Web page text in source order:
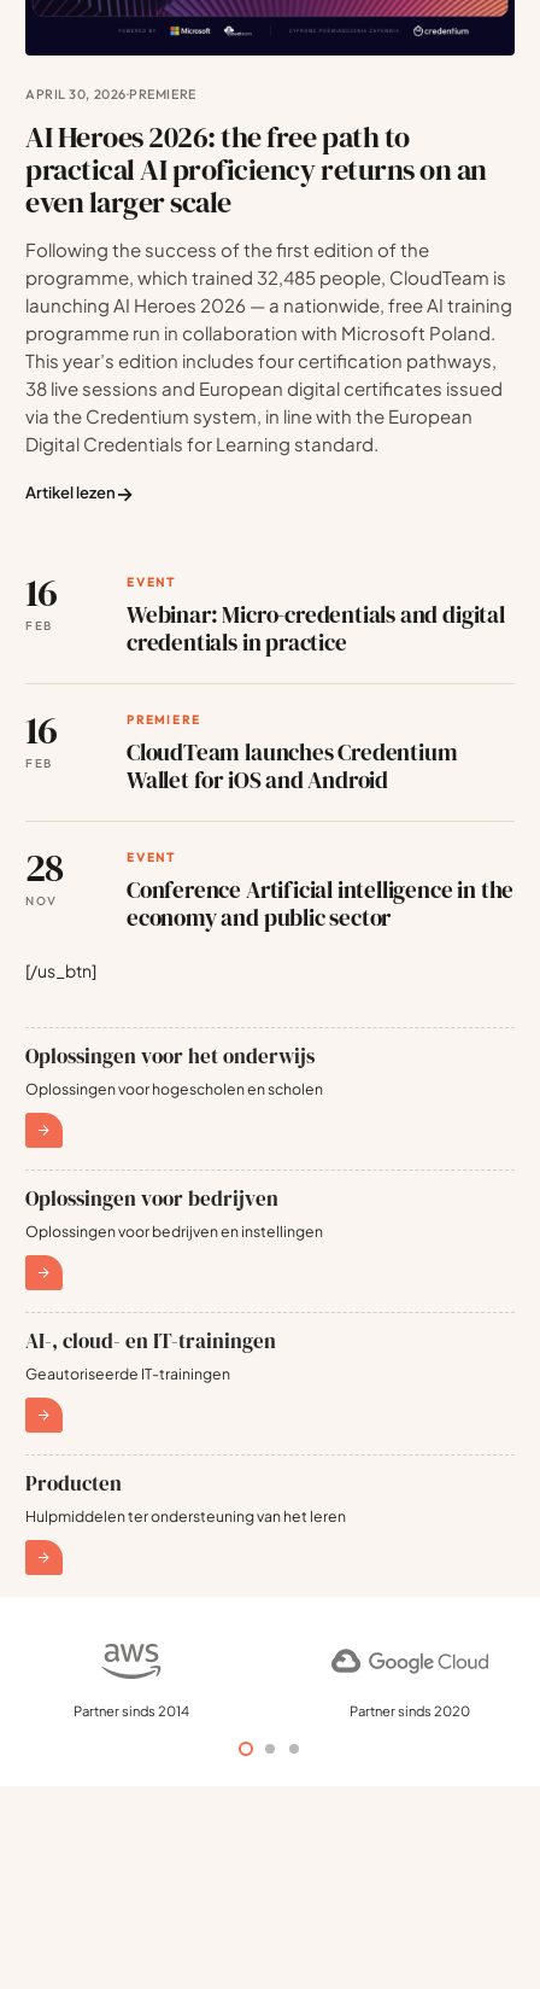
APRIL 30, 2026·PREMIERE
AI Heroes 2026: the free path to
practical AI proficiency returns on an
even larger scale
Following the success of the first edition of the
programme, which trained 32,485 people, CloudTeam is
launching AI Heroes 2026 — a nationwide, free AI training
programme run in collaboration with Microsoft Poland.
This year’s edition includes four certification pathways,
38 live sessions and European digital certificates issued
via the Credentium system, in line with the European
Digital Credentials for Learning standard.
Artikel lezen→
16
FEB
EVENT
Webinar: Micro-credentials and digital
credentials in practice
16
FEB
PREMIERE
CloudTeam launches Credentium
Wallet for iOS and Android
28
NOV
EVENT
Conference Artificial intelligence in the
economy and public sector
[/us_btn]
Oplossingen voor het onderwijs
Oplossingen voor hogescholen en scholen
Oplossingen voor bedrijven
Oplossingen voor bedrijven en instellingen
AI-, cloud- en IT-trainingen
Geautoriseerde IT-trainingen
Producten
Hulpmiddelen ter ondersteuning van het leren
Partner sinds 2020 Partner sinds 2024